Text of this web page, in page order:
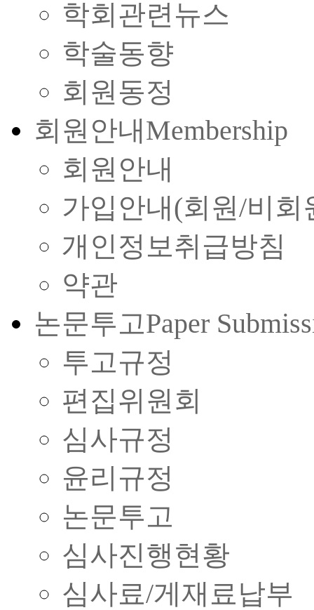
학회관련뉴스
학술동향
회원동정
회원안내Membership
회원안내
가입안내(회원/비회
개인정보취급방침
약관
논문투고Paper
투고규정
편집위원회
심사규정
윤리규정
논문투고
심사진행현황
심사료/게재료납부